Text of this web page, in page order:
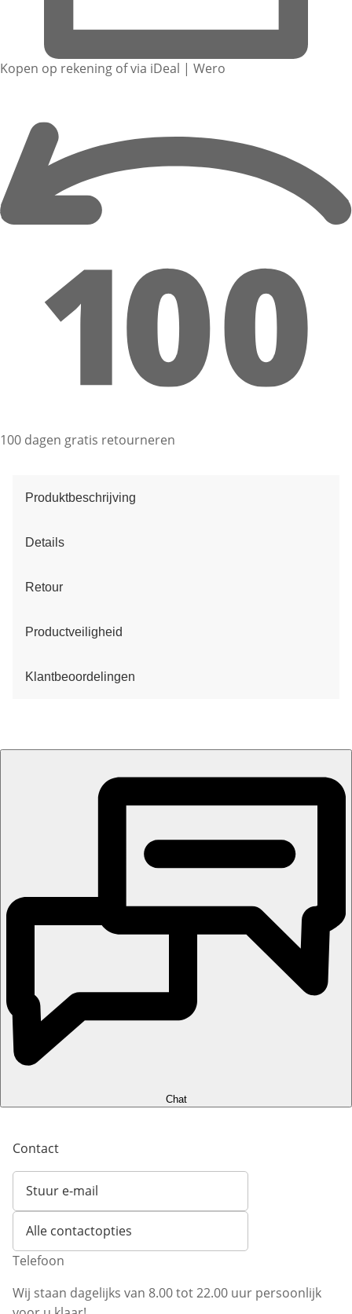
Kopen op rekening of via iDeal | Wero
100 dagen gratis retourneren
Produktbeschrijving
Details
Retour
Productveiligheid
Klantbeoordelingen
Chat
Contact
Stuur e-mail
Opent e-mailclient
Alle contactopties
Telefoon
Wij staan dagelijks van 8.00 tot 22.00 uur persoonlijk